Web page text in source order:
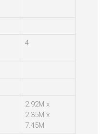
4
2.92M x
2.35M x
7.45M